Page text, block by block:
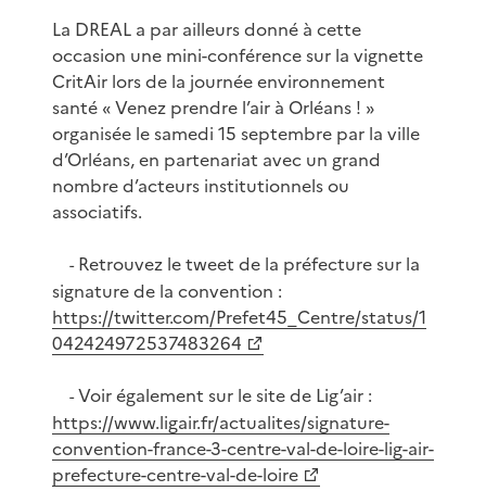
La DREAL a par ailleurs donné à cette
occasion une mini-conférence sur la vignette
CritAir lors de la journée environnement
santé « Venez prendre l’air à Orléans ! »
organisée le samedi 15 septembre par la ville
d’Orléans, en partenariat avec un grand
nombre d’acteurs institutionnels ou
associatifs.
-Retrouvez le tweet de la préfecture sur la
signature de la convention :
https://twitter.com/Prefet45_Centre/status/1
042424972537483264
-Voir également sur le site de Lig’air :
https://www.ligair.fr/actualites/signature-
convention-france-3-centre-val-de-loire-lig-air-
prefecture-centre-val-de-loire